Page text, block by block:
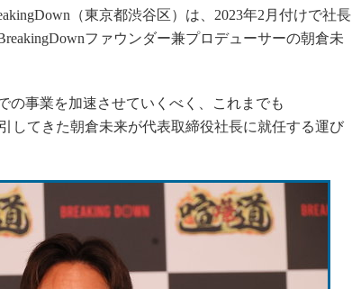
（東京都渋谷区）は、2023年2月付けで社長
ファウンダー兼プロデューサーの朝倉未
事業を加速させていくべく、これまでも
してきた朝倉未来が代表取締役社長に就任する運び